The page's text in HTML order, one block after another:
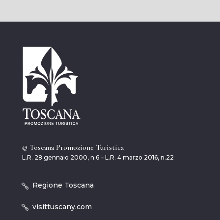
© Toscana Promozione Turistica
L.R. 28 gennaio 2000, n.6 – L.R. 4 marzo 2016, n.22
Regione Toscana
visittuscany.com